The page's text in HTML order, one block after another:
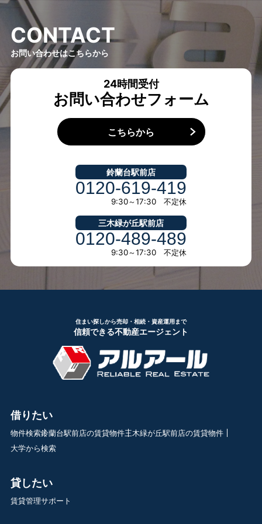
CONTACT
お問い合わせはこちらから
24時間受付
お問い合わせフォーム
こちらから
鈴蘭台駅前店
0120-619-419
9:30～17:30 不定休
三木緑が丘駅前店
0120-489-489
9:30～17:30 不定休
住まい探しから売却・相続・資産運用まで
信頼できる不動産エージェント
借りたい
物件検索鈴蘭台駅前店の賃貸物件三木緑が丘駅前店の賃貸物件
大学から検索
貸したい
賃貸管理サポート